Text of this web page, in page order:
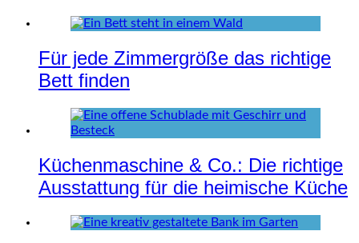
Für jede Zimmergröße das richtige
Bett finden
Küchenmaschine & Co.: Die richtige
Ausstattung für die heimische Küche